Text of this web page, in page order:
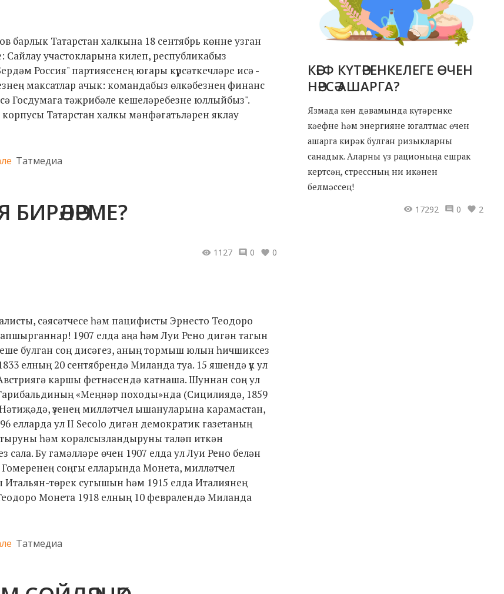
Татарстан халкына 18 сентябрь көнне узган
участокларына килеп, республикабыз
Россия" партиясенең югары күрсәткечләре исә -
максатлар ачык: командабыз өлкәбезнең финанс
Госдумага тәҗрибәле кешеләребезне юллыйбыз".
Татарстан халкы мәнфәгатьләрен яклау
Татмедиа
1127 0 0
сәясәтчесе һәм пацифисты Эрнесто Теодоро
1907 елда аңа һәм Луи Рено дигән тагын
булган соң дисәгез, аның тормыш юлын һичшиксез
елның 20 сентябрендә Миланда туа. 15 яшендә үк ул
каршы фетнәсендә катнаша. Шуннан соң ул
«Меңнәр походы»нда (Сицилиядә, 1859
үзенең милләтчел ышануларына карамастан,
елларда ул II Secolo дигән демократик газетаның
һәм коралсызландыруны таләп иткән
Бу гамәлләре өчен 1907 елда ул Луи Рено белән
соңгы елларында Монета, милләтчел
төрек сугышын һәм 1915 елда Италиянең
Монета 1918 елның 10 февралендә Миланда
Татмедиа
КӘЕФ КҮТӘРЕНКЕЛЕГЕ ӨЧЕН
НӘРСӘ АШАРГА?
Язмада көн дәвамында күтәренке
кәефне һәм энергияне югалтмас өчен
ашарга кирәк булган ризыкларны
санадык. Аларны үз рационыңа ешрак
кертсәң, стрессның ни икәнен
белмәссең!
17292
0 2